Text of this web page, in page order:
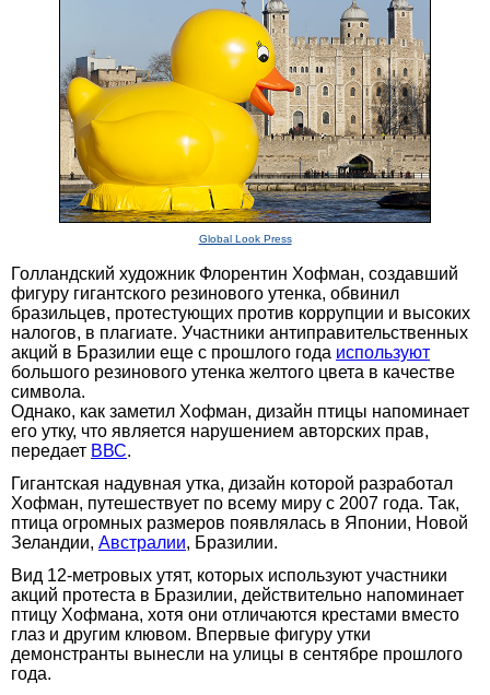
Global Look Press
Голландский художник Флорентин Хофман, создавший
фигуру гигантского резинового утенка, обвинил
бразильцев, протестующих против коррупции и высоких
налогов, в плагиате. Участники антиправительственных
акций в Бразилии еще с прошлого года используют
большого резинового утенка желтого цвета в качестве
символа.
Однако, как заметил Хофман, дизайн птицы напоминает
его утку, что является нарушением авторских прав,
передает ВВС.
Гигантская надувная утка, дизайн которой разработал
Хофман, путешествует по всему миру с 2007 года. Так,
птица огромных размеров появлялась в Японии, Новой
Зеландии, Австралии, Бразилии.
Вид 12-метровых утят, которых используют участники
акций протеста в Бразилии, действительно напоминает
птицу Хофмана, хотя они отличаются крестами вместо
глаз и другим клювом. Впервые фигуру утки
демонстранты вынесли на улицы в сентябре прошлого
года.